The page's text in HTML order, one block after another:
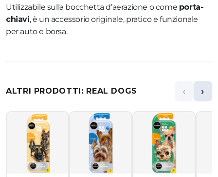
Utilizzabile sulla bocchetta d’aerazione o come porta-
chiavi, è un accessorio originale, pratico e funzionale
per auto e borsa.
ALTRI PRODOTTI: REAL DOGS ‹ ›